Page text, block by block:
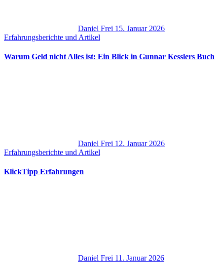
Daniel Frei 15. Januar 2026
Erfahrungsberichte und Artikel
Warum Geld nicht Alles ist: Ein Blick in Gunnar Kesslers Buch
Daniel Frei 12. Januar 2026
Erfahrungsberichte und Artikel
KlickTipp Erfahrungen
Daniel Frei 11. Januar 2026